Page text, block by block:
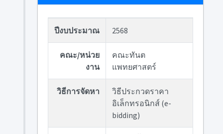
ปีงบประมาณ 2568
คณะ/หน่วย
งาน
คณะทันต
แพทยศาสตร์
วิธีการจัดหา
วิธีประกวดราคา
อิเล็กทรอนิกส์ (e-
bidding)